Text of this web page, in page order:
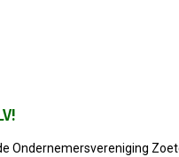
In Sfeer
Ondernemersvereniging